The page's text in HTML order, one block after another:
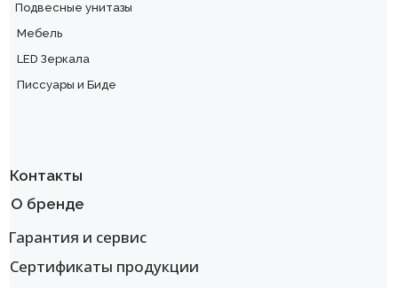
Подвесные унитазы
Контакты
Гарантия и сервис
Мебель
Сертификаты продукции
LED Зеркала
Писсуары и Биде
О бренде